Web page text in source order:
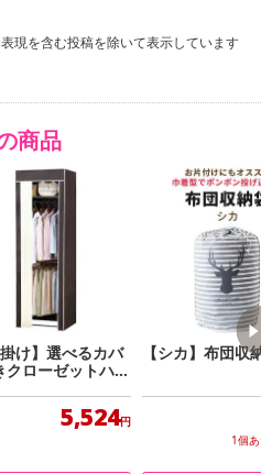
現を含む投稿を除いて表示しています
商品
掛け】選べるカバ
クローゼットハン
5,524円
【シカ】布団収
1個